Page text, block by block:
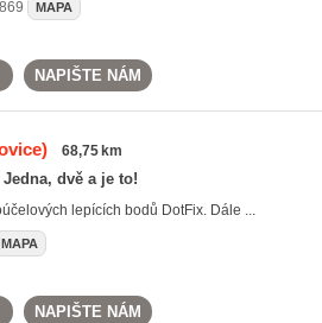
MAPA
NAPIŠTE NÁM
68,75 km
dvě a je to!
lepících bodů DotFix. Dále ...
MAPA
NAPIŠTE NÁM